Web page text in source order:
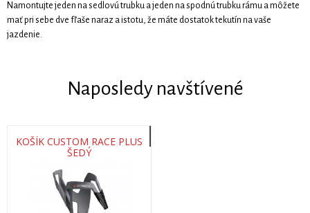
Namontujte jeden na sedlovú trubku a jeden na spodnú trubku rámu a môžete
mať pri sebe dve fľaše naraz a istotu, že máte dostatok tekutín na vaše
jazdenie.
Naposledy navštívené
KOŠÍK CUSTOM RACE PLUS
ŠEDÝ